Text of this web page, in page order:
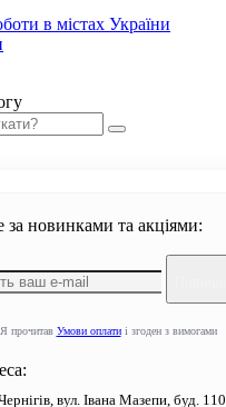
в містах України
за новинками та акціями:
Я прочитав Умови оплатиі згоден з вимогами
вул. Івана Мазепи, буд. 110